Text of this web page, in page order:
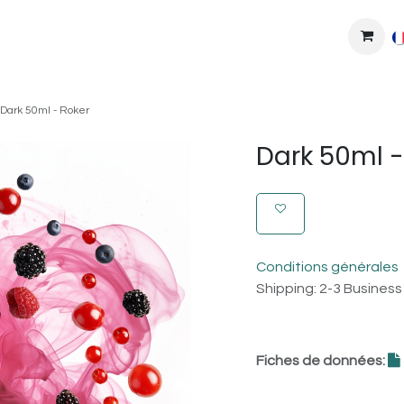
BONS PLANS
Dark 50ml - Roker
Dark 50ml
Conditions générales
Shipping: 2-3
Fiches de données: